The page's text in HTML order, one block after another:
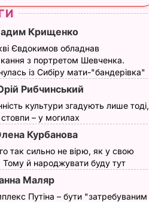
Крищенко
Євдокимов обладнав
з портретом Шевченка.
із Сибіру мати-"бандерівка"
Рибчинський
культури згадують лише тоді,
стовпи – у могилах
Курбанова
так сильно не вірю, як у свою
Тому й народжувати буду тут
Маляр
Путіна – бути "затребуваним